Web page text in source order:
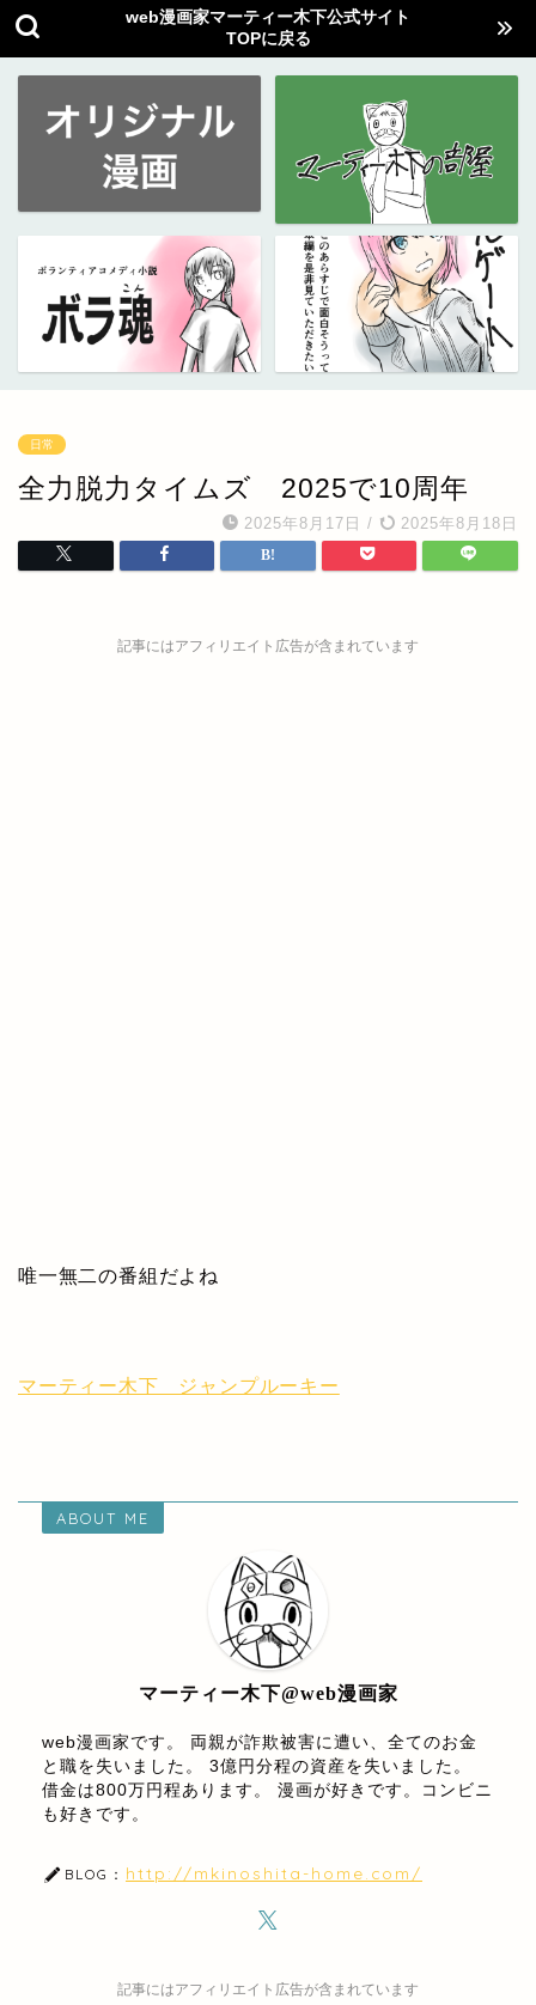
web漫画家マーティー木下公式サイト
TOPに戻る
日常
全力脱力タイムズ 2025で10周年
2025年8月17日 / 2025年8月18日
記事にはアフィリエイト広告が含まれています
唯一無二の番組だよね
マーティー木下 ジャンプルーキー
ABOUT ME
マーティー木下@web漫画家
web漫画家です。 両親が詐欺被害に遭い、全てのお金
と職を失いました。 3億円分程の資産を失いました。
借金は800万円程あります。 漫画が好きです。コンビニ
も好きです。
BLOG： http://mkinoshita-home.com/
記事にはアフィリエイト広告が含まれています